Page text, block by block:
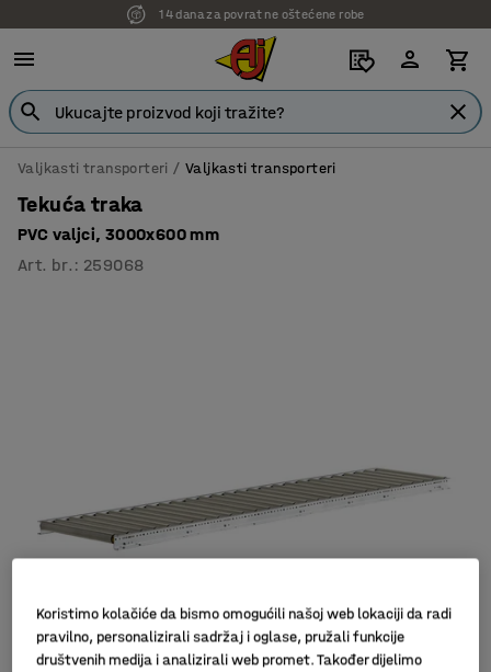
Valjkasti transporteri Valjkasti transporteri
Tekuća traka
PVC valjci, 3000x600 mm
Art. br. : 259068
Koristimo kolačiće da bismo omogućili našoj web lokaciji da radi
pravilno, personalizirali sadržaj i oglase, pružali funkcije
društvenih medija i analizirali web promet. Također dijelimo